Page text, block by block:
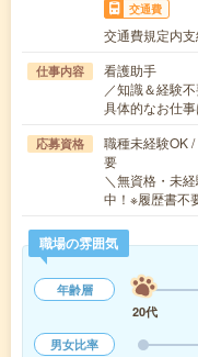
交通費
交通費規定内
仕事内容
看護助手
／知識＆経験
具体的なお仕
応募資格
職種未経験OK
要
＼無資格・未
中！※履歴書不
職場の雰囲気
年齢層
20代
男女比率